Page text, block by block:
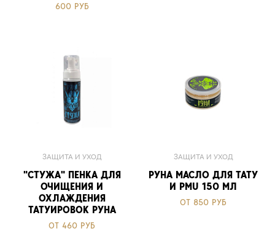
600 РУБ
ЗАЩИТА И УХОД
"СТУЖА" ПЕНКА ДЛЯ
ОЧИЩЕНИЯ И
ОХЛАЖДЕНИЯ
ТАТУИРОВОК РУНА
ОТ 460 РУБ
ЗАЩИТА И УХОД
РУНА МАСЛО ДЛЯ ТАТУ
И PMU 150 МЛ
ОТ 850 РУБ